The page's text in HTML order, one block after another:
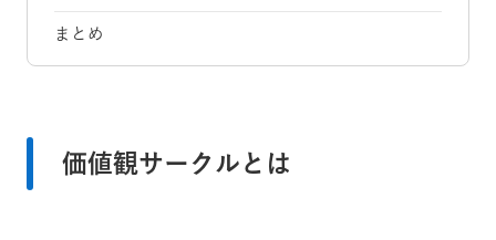
まとめ
価値観サークルとは